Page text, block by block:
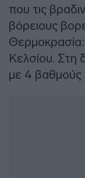
που τις
βόρειους
Κελσίου. Στη
με 4 βαθμούς